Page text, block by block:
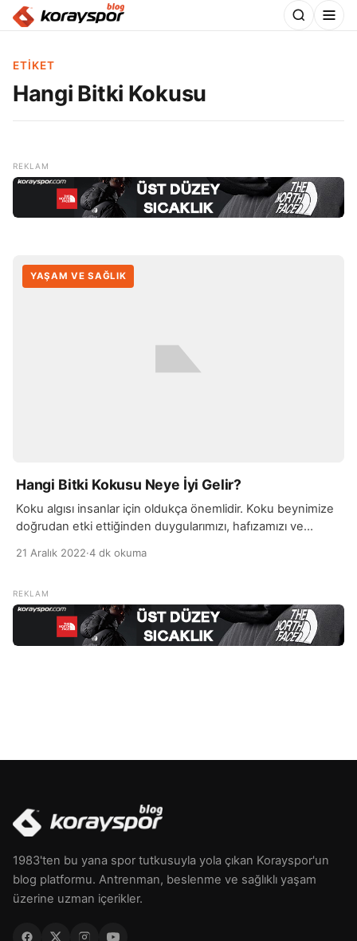
ETIKET
Hangi Bitki Kokusu
YAŞAM VE SAĞLIK
Hangi Bitki Kokusu Neye İyi Gelir?
Koku algısı insanlar için oldukça önemlidir. Koku beynimize
doğrudan etki ettiğinden duygularımızı, hafızamızı ve
yemek yapmanıza yardımcı olabilir. Ayrıca, bazı kokular
stresi azaltmaya veya rahatlatmaya da yardımcı olabilir.
Genel olarak, koku almak […]
21 Aralık 2022·4 dk okuma
1983'ten bu yana spor tutkusuyla yola çıkan Korayspor'un
blog platformu. Antrenman, beslenme ve sağlıklı yaşam
üzerine uzman içerikler.